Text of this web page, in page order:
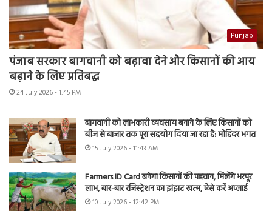
Punjab
पंजाब सरकार बागवानी को बढ़ावा देने और किसानों की आय
बढ़ाने के लिए प्रतिबद्ध
24 July 2026 - 1:45 PM
बागवानी को लाभकारी व्यवसाय बनाने के लिए किसानों को
बीज से बाजार तक पूरा सहयोग दिया जा रहा है: मोहिंदर भगत
15 July 2026 - 11:43 AM
Farmers ID Card बनेगा किसानों की पहचान, मिलेंगे भरपूर
लाभ, बार-बार रजिस्ट्रेशन का झंझट खत्म, ऐसे करें अप्लाई
10 July 2026 - 12:42 PM